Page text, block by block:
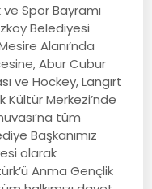
Spor Bayramı
Belediyesi
Alanı’nda
Abur Cubur
ve Hockey, Langırt
Kültür Merkezi’nde
tüm
Başkanımız
olarak
Anma Gençlik